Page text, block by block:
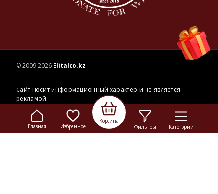
Главная Избранное
Корзина
Фильтры
Категории
© 2009-2026 Elitalco.kz
Сайт носит информационный характер и не является
рекламой.
Сделка купли-продажи на основании публичной
осуществляется на территории розничного магазина.